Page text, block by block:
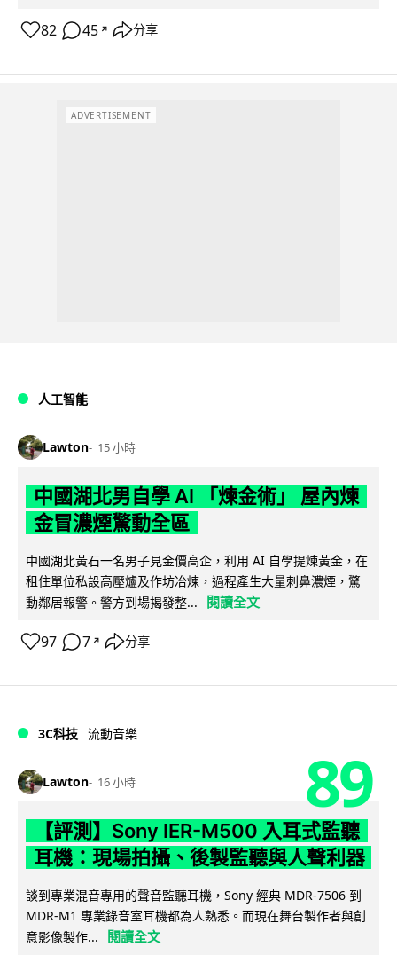
82 45 ↗ 分享
ADVERTISEMENT
人工智能
Lawton 15 小時
中國湖北男自學 AI 「煉金術」 屋內煉
金冒濃煙驚動全區
中國湖北黃石一名男子見金價高企，利用 AI 自學提煉黃金，在
租住單位私設高壓爐及作坊冶煉，過程產生大量刺鼻濃煙，驚
動鄰居報警。警方到場揭發整...
閱讀全文
97 7 ↗ 分享
3C科技 流動音樂
Lawton 16 小時 89
【評測】Sony IER-M500 入耳式監聽
耳機：現場拍攝、後製監聽與人聲利器
談到專業混音專用的聲音監聽耳機，Sony 經典 MDR-7506 到
MDR-M1 專業錄音室耳機都為人熟悉。而現在舞台製作者與創
意影像製作...
閱讀全文